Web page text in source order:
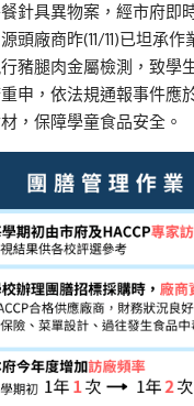
針具異物案，經市府即
頭廠商昨(11/11)已坦承
豬腿肉金屬檢測，致學
申，依法規通報事件應
，保障學童食品安全。